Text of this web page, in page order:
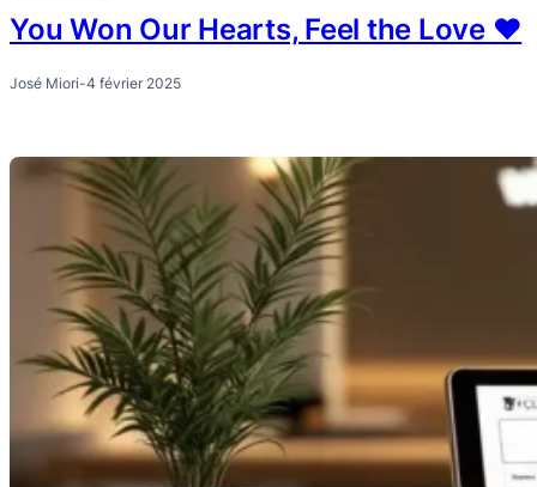
You Won Our Hearts, Feel the Love ❤️
José Miori-4 février 2025